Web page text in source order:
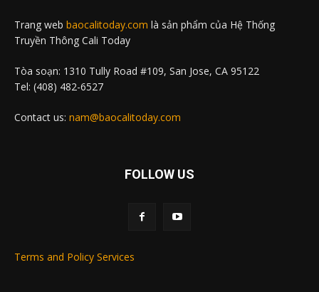
Trang web baocalitoday.com là sản phẩm của Hệ Thống
Truyền Thông Cali Today
Tòa soạn: 1310 Tully Road #109, San Jose, CA 95122
Tel: (408) 482-6527
Contact us: nam@baocalitoday.com
FOLLOW US
Terms and Policy Services